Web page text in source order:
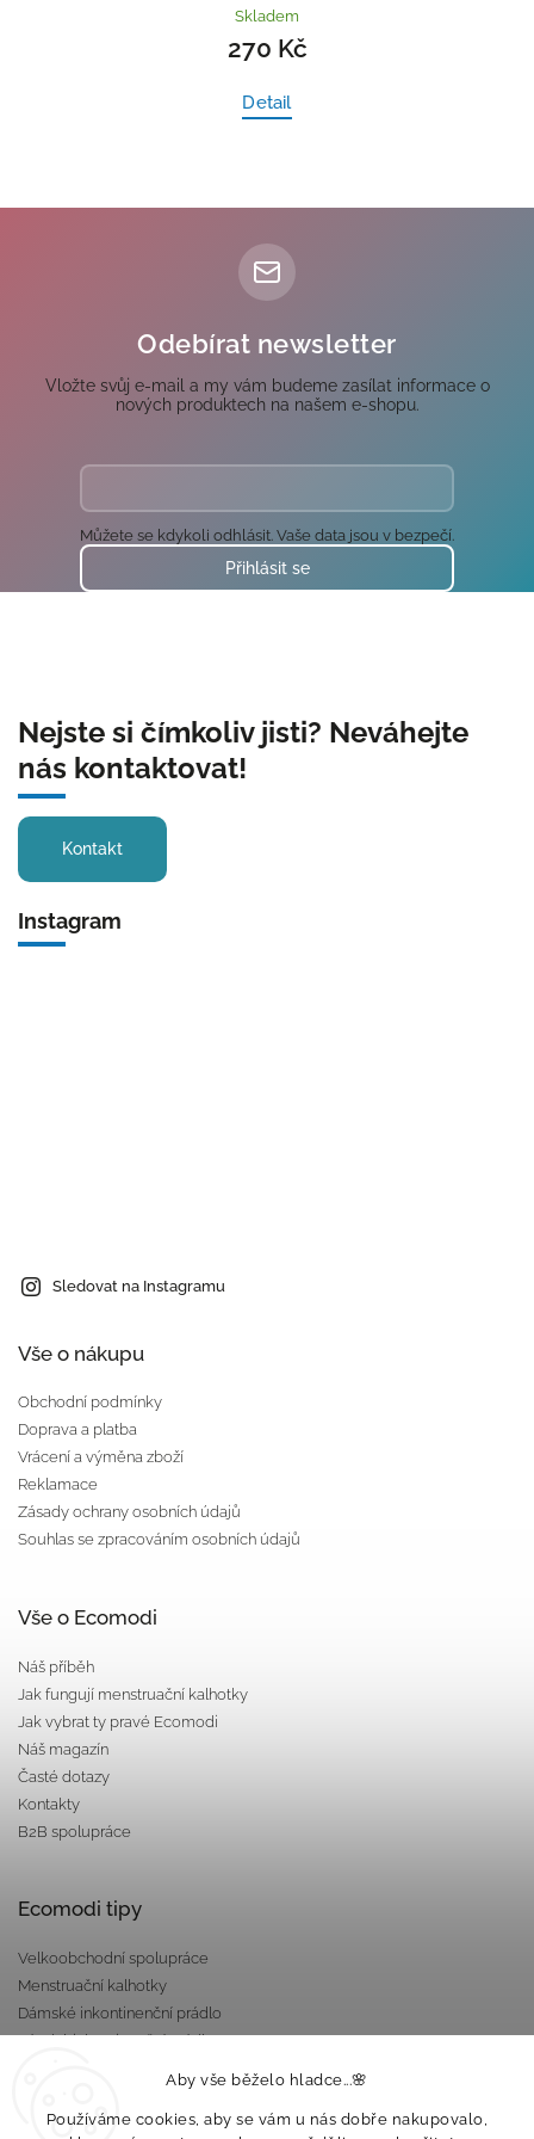
Aby vše běželo hladce...🌸
Používáme cookies, aby se vám u nás dobře nakupovalo,
Odebírat newsletter
Vložte svůj e-mail a my vám budeme zasílat informace o
nových produktech na našem e-shopu.
Můžete se kdykoli odhlásit. Vaše data jsou v bezpečí.
Přihlásit se
Nejste si čímkoliv jisti? Neváhejte
nás kontaktovat!
Kontakt
Instagram
Sledovat na Instagramu
Vše o nákupu
Obchodní podmínky
Doprava a platba
Vrácení a výměna zboží
Reklamace
Zásady ochrany osobních údajů
Souhlas se zpracováním osobních údajů
Vše o Ecomodi
Náš příběh
Jak fungují menstruační kalhotky
Jak vybrat ty pravé Ecomodi
Náš magazín
Časté dotazy
Kontakty
B2B spolupráce
Ecomodi tipy
Velkoobchodní spolupráce
Menstruační kalhotky
Dámské inkontinenční prádlo
Pánské inkontinenční prádlo